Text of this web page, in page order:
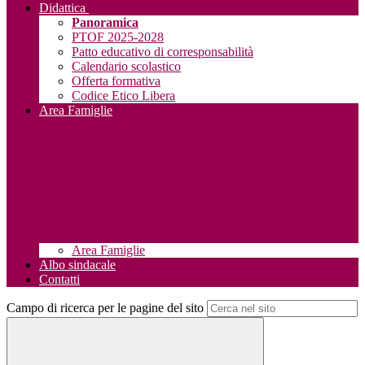
Didattica
Panoramica
PTOF 2025-2028
Patto educativo di corresponsabilità
Calendario scolastico
Offerta formativa
Codice Etico Libera
Area Famiglie
Area Famiglie
Albo sindacale
Contatti
Campo di ricerca per le pagine del sito